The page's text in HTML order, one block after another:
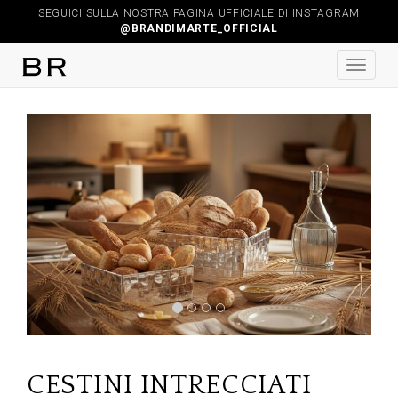
SEGUICI SULLA NOSTRA PAGINA UFFICIALE DI INSTAGRAM
@BRANDIMARTE_OFFICIAL
CESTINI INTRECCIATI